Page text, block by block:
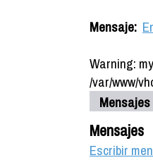
Mensaje:
Warning:
/var/www/
Mensajes
Escribir